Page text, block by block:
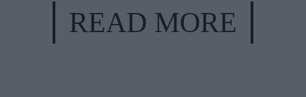
READ MORE